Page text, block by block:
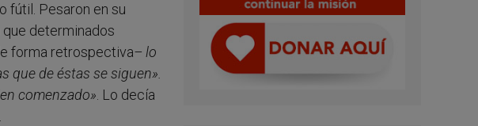
fútil. Pesaron en su
determinados
forma retrospectiva– lo
que de éstas se siguen».
comenzado». Lo decía